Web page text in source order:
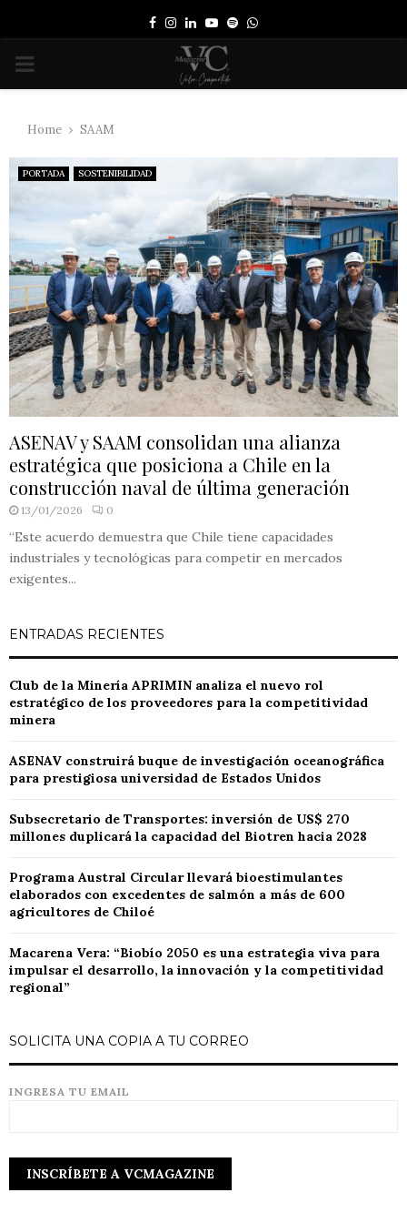
Facebook
Instagram
LinkedinYoutube
SpotifyWhatsapp
PRIMARY
Home SAAM
PORTADA SOSTENIBILIDAD
ASENAV y SAAM consolidan una alianza
estratégica que posiciona a Chile en la
construcción naval de última generación
13/01/2026 0
“Este acuerdo demuestra que Chile tiene capacidades
industriales y tecnológicas para competir en mercados
exigentes...
ENTRADAS RECIENTES
Club de la Minería APRIMIN analiza el nuevo rol
estratégico de los proveedores para la competitividad
minera
ASENAV construirá buque de investigación oceanográfica
para prestigiosa universidad de Estados Unidos
Subsecretario de Transportes: inversión de US$ 270
millones duplicará la capacidad del Biotren hacia 2028
Programa Austral Circular llevará bioestimulantes
elaborados con excedentes de salmón a más de 600
agricultores de Chiloé
Macarena Vera: “Biobío 2050 es una estrategia viva para
impulsar el desarrollo, la innovación y la competitividad
regional”
SOLICITA UNA COPIA A TU CORREO
INGRESA TU EMAIL